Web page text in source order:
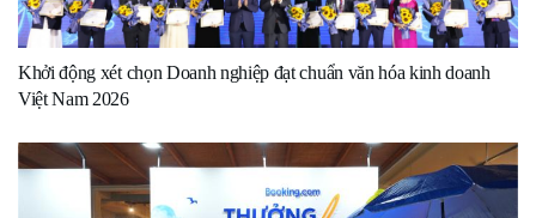
Khởi động xét chọn Doanh nghiệp đạt chuẩn văn hóa kinh doanh
Việt Nam 2026